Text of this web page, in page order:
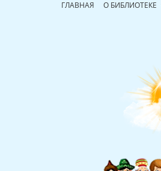
ГЛАВНАЯ О БИБЛИОТЕКЕ